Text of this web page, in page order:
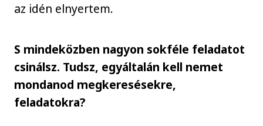
az idén elnyertem.
S mindeközben nagyon sokféle feladatot
csinálsz. Tudsz, egyáltalán kell nemet
mondanod megkeresésekre,
feladatokra?